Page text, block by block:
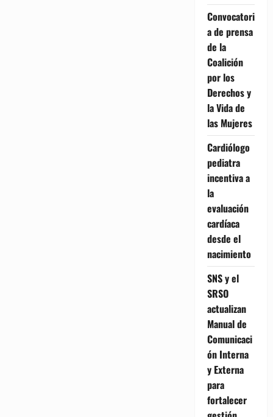
Convocatori
a de prensa
de la
Coalición
por los
Derechos y
la Vida de
las Mujeres
Cardiólogo
pediatra
incentiva a
la
evaluación
cardíaca
desde el
nacimiento
SNS y el
SRSO
actualizan
Manual de
Comunicaci
ón Interna
y Externa
para
fortalecer